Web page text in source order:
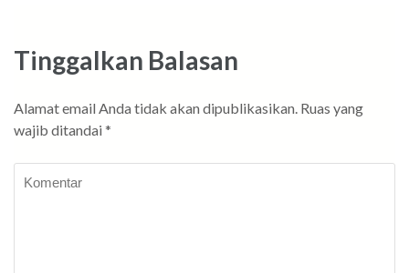
Tinggalkan Balasan
Alamat email Anda tidak akan dipublikasikan. Ruas yang
wajib ditandai *